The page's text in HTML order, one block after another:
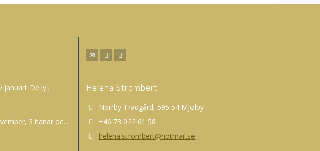
De ly...
3 hanar oc...
Helena Strömbert
Norrby Trädgård, 595 54 Mjölby
+46 73 022 61 58
helena.strombert@hotmail.se